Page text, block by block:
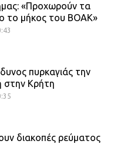
«Προχωρούν τα
το μήκος του ΒΟΑΚ»
πυρκαγιάς την
στην Κρήτη
διακοπές ρεύματος